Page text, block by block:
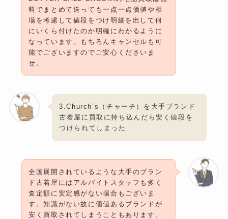
料でまとめて送っても一点一点価値や相
場を考慮して値段をつけ明細を出して何
にいくら付けたのか明確にわかるように
なっています。もちろんキャンセルも可
能でございますのでご安心くださいま
せ。
3.Church’s（チャーチ）を大手ブランド
古着屋に買取に持ち込んだら安く値段を
つけられてしまった
全国展開されているような大手のブラン
ド古着屋にはアルバイトスタッフも多く
査定額に安定感がない場合もございま
す。知識がない故に価値あるブランドが
安く買取されてしまうこともあります。